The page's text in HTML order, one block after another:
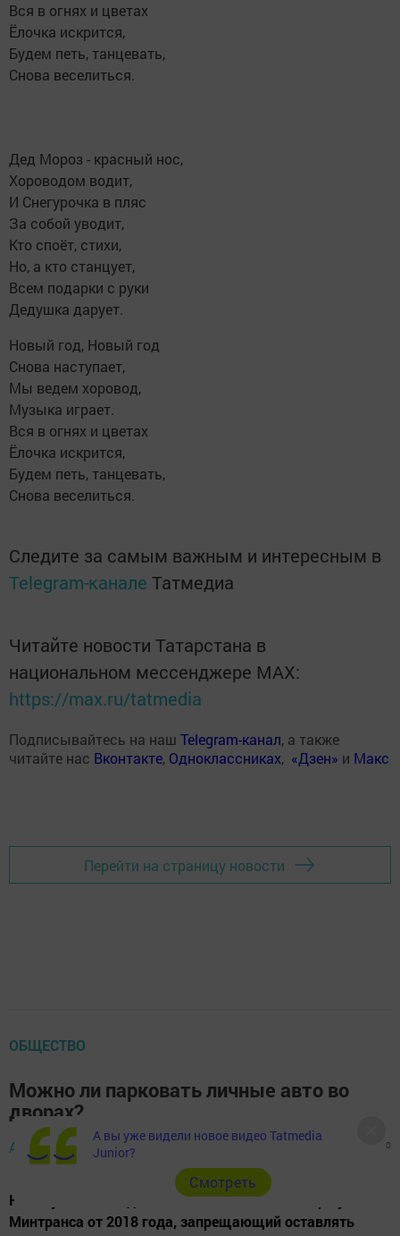
Вся в огнях и цветах
Ёлочка искрится,
Будем петь, танцевать,
Снова веселиться.
Дед Мороз - красный нос,
Хороводом водит,
И Снегурочка в пляс
За собой уводит,
Кто споёт, стихи,
Но, а кто станцует,
Всем подарки с руки
Дедушка дарует.
Новый год, Новый год
Снова наступает,
Мы ведем хоровод,
Музыка играет.
Вся в огнях и цветах
Ёлочка искрится,
Будем петь, танцевать,
Снова веселиться.
Следите за самым важным и интересным в
Telegram-канале Татмедиа
Читайте новости Татарстана в
национальном мессенджере MАХ:
https://max.ru/tatmedia
Подписывайтесь на наш Telegram-канал, а также
читайте нас Вконтакте, Одноклассниках, «Дзен» и Макс
Перейти на страницу новости
ОБЩЕСТВО
Можно ли парковать личные авто во
дворах?
Администратор, 24 декабря 2019 - 11:48 0
Накануне 2020 года все начали вспоминать про указ
Минтранса от 2018 года, запрещающий оставлять
А вы уже видели новое видео Tatmedia
Junior?
Cмотреть